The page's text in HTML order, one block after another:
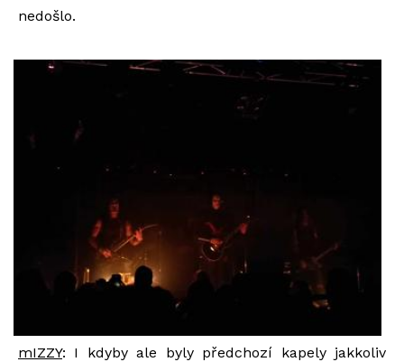
nedošlo.
mIZZY: I kdyby ale byly předchozí kapely jakkoliv